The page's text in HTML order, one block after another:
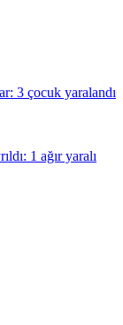
3 çocuk yaralandı
1 ağır yaralı